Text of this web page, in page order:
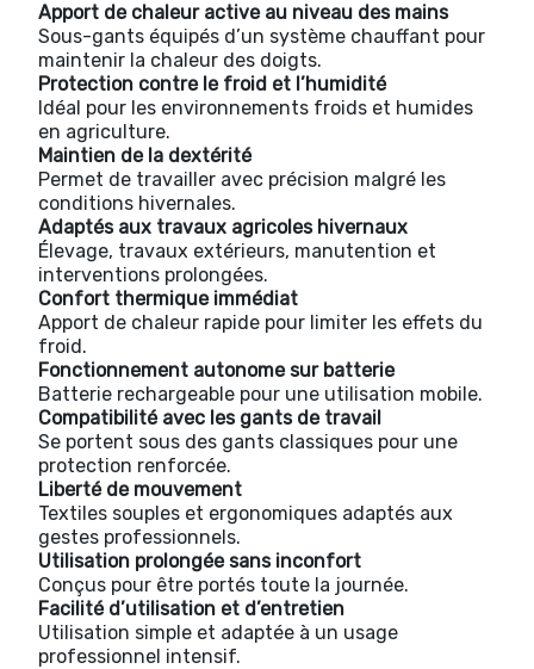
Apport de chaleur active au niveau des mains
Sous-gants équipés d’un système chauffant pour
maintenir la chaleur des doigts.
Protection contre le froid et l’humidité
Idéal pour les environnements froids et humides
en agriculture.
Maintien de la dextérité
Permet de travailler avec précision malgré les
conditions hivernales.
Adaptés aux travaux agricoles hivernaux
Élevage, travaux extérieurs, manutention et
interventions prolongées.
Confort thermique immédiat
Apport de chaleur rapide pour limiter les effets du
froid.
Fonctionnement autonome sur batterie
Batterie rechargeable pour une utilisation mobile.
Compatibilité avec les gants de travail
Se portent sous des gants classiques pour une
protection renforcée.
Liberté de mouvement
Textiles souples et ergonomiques adaptés aux
gestes professionnels.
Utilisation prolongée sans inconfort
Conçus pour être portés toute la journée.
Facilité d’utilisation et d’entretien
Utilisation simple et adaptée à un usage
professionnel intensif.